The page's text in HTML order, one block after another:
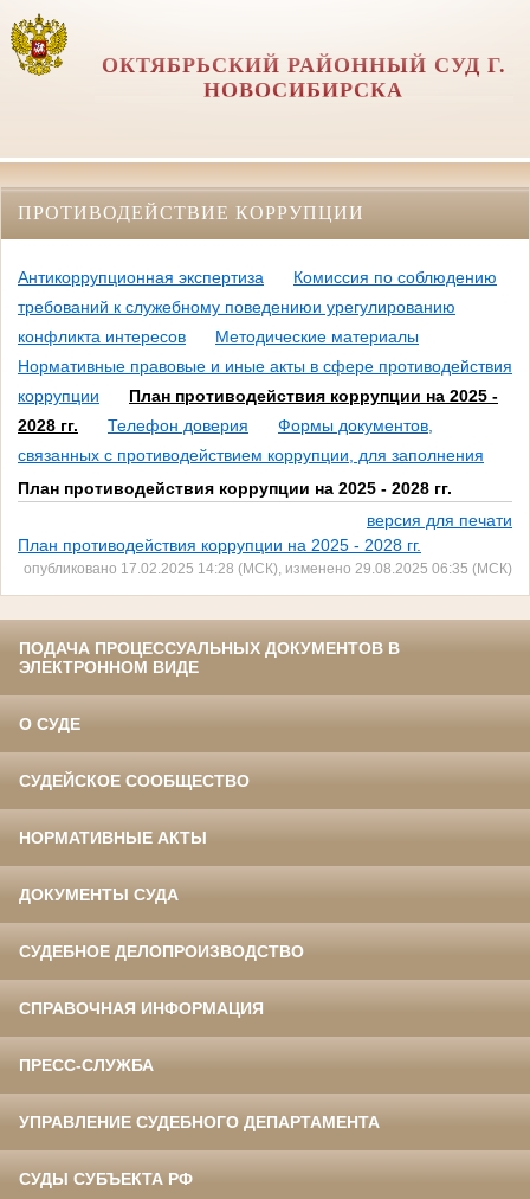
ОКТЯБРЬСКИЙ РАЙОННЫЙ СУД Г.
НОВОСИБИРСКА
ПРОТИВОДЕЙСТВИЕ КОРРУПЦИИ
Антикоррупционная экспертиза
Комиссия по соблюдению
требований к служебному поведениюи урегулированию
конфликта интересов
Методические материалы
Нормативные правовые и иные акты в сфере противодействия
коррупции
План противодействия коррупции на 2025 -
2028 гг.
Телефон доверия
Формы документов,
связанных с противодействием коррупции, для заполнения
План противодействия коррупции на 2025 - 2028 гг.
версия для печати
План противодействия коррупции на 2025 - 2028 гг.
опубликовано 17.02.2025 14:28 (МСК), изменено 29.08.2025 06:35 (МСК)
ПОДАЧА ПРОЦЕССУАЛЬНЫХ ДОКУМЕНТОВ В
ЭЛЕКТРОННОМ ВИДЕ
О СУДЕ
СУДЕЙСКОЕ СООБЩЕСТВО
НОРМАТИВНЫЕ АКТЫ
ДОКУМЕНТЫ СУДА
СУДЕБНОЕ ДЕЛОПРОИЗВОДСТВО
СПРАВОЧНАЯ ИНФОРМАЦИЯ
ПРЕСС-СЛУЖБА
УПРАВЛЕНИЕ СУДЕБНОГО ДЕПАРТАМЕНТА
СУДЫ СУБЪЕКТА РФ